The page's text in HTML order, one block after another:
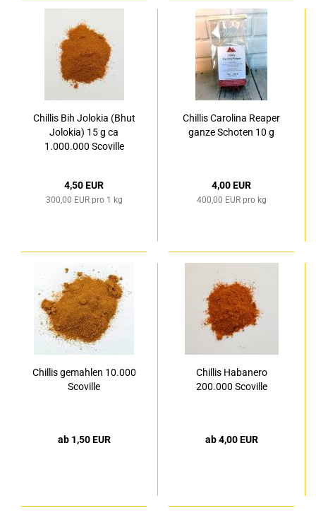
Chillis Bih Jolokia (Bhut
Jolokia) 15 g ca
1.000.000 Scoville
4,50 EUR
300,00 EUR pro 1 kg
Chillis Carolina Reaper
ganze Schoten 10 g
4,00 EUR
400,00 EUR pro kg
Chillis gemahlen 10.000
Scoville
ab 1,50 EUR
Chillis Habanero
200.000 Scoville
ab 4,00 EUR